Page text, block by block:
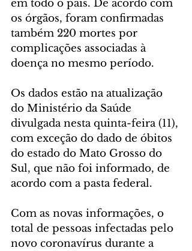
em todo o país. De acordo com
os órgãos, foram confirmadas
também 220 mortes por
complicações associadas à
doença no mesmo período.
Os dados estão na atualização
do Ministério da Saúde
divulgada nesta quinta-feira (11),
com exceção do dado de óbitos
do estado do Mato Grosso do
Sul, que não foi informado, de
acordo com a pasta federal.
Com as novas informações, o
total de pessoas infectadas pelo
novo coronavírus durante a